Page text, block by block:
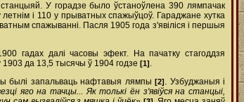
У горадзе было ўстаноўлена 390 лямпачак
і 110 у прыватных спажыўцоў. Гараджане хутка
спажыванні. Пасля 1905 года з'явіліся і першыя
гадах далі часовы эфект. На пачатку стагоддзя
да 13,5 тысячы ў 1904 годзе [1].
былі запальваць нафтавыя лямпы[2]. Узбуджаныя і
яго на тачцы... Як толькі ён з'явіўся на станцыі,